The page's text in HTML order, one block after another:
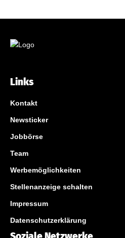
Links
Kontakt
Newsticker
Jobbörse
Team
Werbemöglichkeiten
Stellenanzeige schalten
Impressum
Datenschutzerklärung